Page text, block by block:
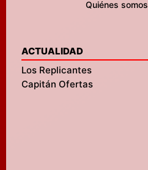
Quiénes somos
ACTUALIDAD
Los Replicantes
Capitán Ofertas